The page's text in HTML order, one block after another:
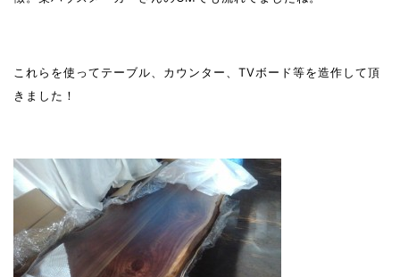
これらを使ってテーブル、カウンター、TVボード等を造作して頂
きました！